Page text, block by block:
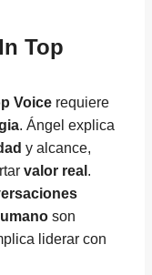
Top
Voice requiere
. Ángel explica
y alcance,
valor real .
son
liderar con